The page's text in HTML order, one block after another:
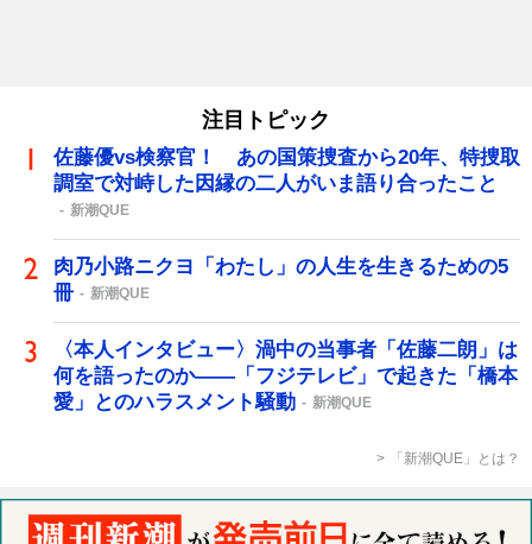
注目トピック
佐藤優vs検察官！ あの国策捜査から20年、特捜取
調室で対峙した因縁の二人がいま語り合ったこと
新潮QUE
肉乃小路ニクヨ「わたし」の人生を生きるための5
冊
新潮QUE
〈本人インタビュー〉渦中の当事者「佐藤二朗」は
何を語ったのか――「フジテレビ」で起きた「橋本
愛」とのハラスメント騒動
新潮QUE
「新潮QUE」とは？